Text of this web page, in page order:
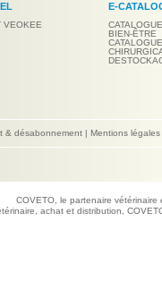
VEOKEE
E-
BIEN-ÊTRE
& désabonnement | Mentions légales
COVETO, le partenaire
achat et distribution,